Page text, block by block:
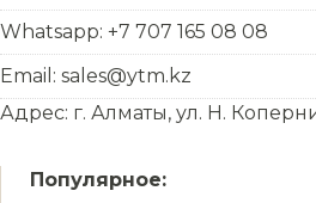
Whatsapp: +7 707 165 08 08
Email: sales@ytm.kz
Адрес: г. Алматы, ул. Н.
Популярное: